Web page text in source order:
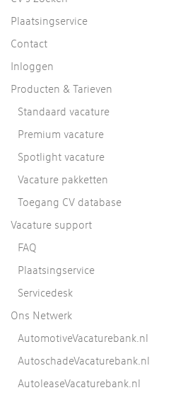
Plaatsingservice
Contact
Inloggen
Producten & Tarieven
Standaard vacature
Premium vacature
Spotlight vacature
Vacature pakketten
Toegang CV database
Vacature support
FAQ
Plaatsingservice
Servicedesk
Ons Netwerk
AutomotiveVacaturebank.nl
AutoschadeVacaturebank.nl
AutoleaseVacaturebank.nl